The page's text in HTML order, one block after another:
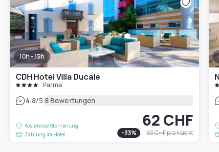
10h - 15h
CDH Hotel Villa Ducale
Parma
4.8/5|8 Bewertungen
Kostenlose Stornierung
Zahlung im Hotel
62 CHF
-33% 93 CHFpro Nacht